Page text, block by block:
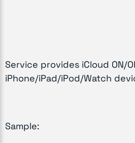
Service provides iCloud ON/
iPhone/iPad/iPod/Watch
Sample: